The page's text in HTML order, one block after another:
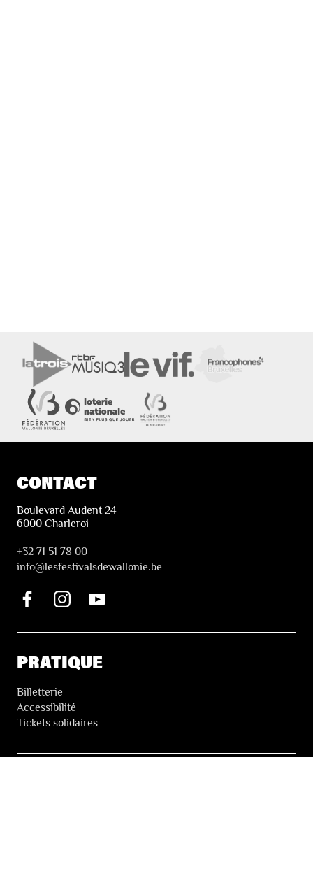
CONTACT
Boulevard Audent 24
6000 Charleroi
+32 71 51 78 00
info@lesfestivalsdewallonie.be
PRATIQUE
Billetterie
Accessibilité
Tickets solidaires